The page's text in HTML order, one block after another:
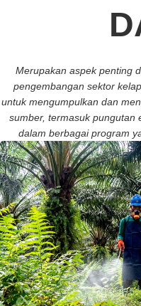
Merupakan aspek penting
pengembangan sektor
untuk mengumpulkan dan
sumber, termasuk pungutan
dalam berbagai program